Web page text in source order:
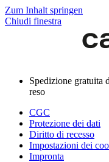
Zum Inhalt springen
Chiudi finestra
Spedizione gratuita
reso
CGC
Protezione dei dati
Diritto di recesso
Impostazioni dei
Impronta